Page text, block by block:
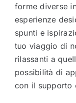
forme diverse
esperienze
spunti e
tuo viaggio di
rilassanti a
possibilità di
con il supporto